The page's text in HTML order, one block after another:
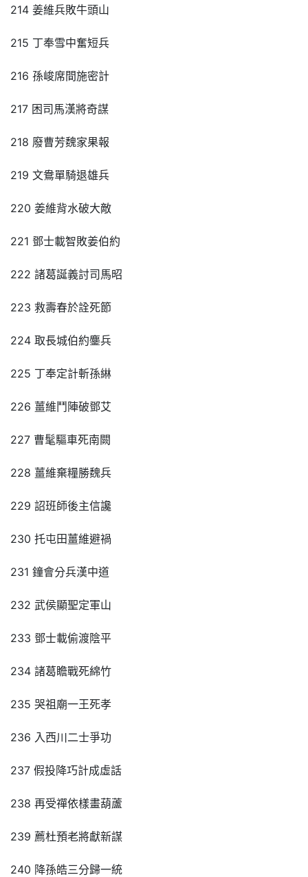
214 姜維兵敗牛頭山
215 丁奉雪中奮短兵
216 孫峻席間施密計
217 困司馬漢將奇謀
218 廢曹芳魏家果報
219 文鴦單騎退雄兵
220 姜維背水破大敵
221 鄧士載智敗姜伯約
222 諸葛誕義討司馬昭
223 救壽春於詮死節
224 取長城伯約鏖兵
225 丁奉定計斬孫綝
226 薑維鬥陣破鄧艾
227 曹髦驅車死南闕
228 薑維棄糧勝魏兵
229 詔班師後主信讒
230 托屯田薑維避禍
231 鐘會分兵漢中道
232 武侯顯聖定軍山
233 鄧士載偷渡陰平
234 諸葛瞻戰死綿竹
235 哭祖廟一王死孝
236 入西川二士爭功
237 假投降巧計成虛話
238 再受禪依樣畫葫蘆
239 薦杜預老將獻新謀
240 降孫皓三分歸一統